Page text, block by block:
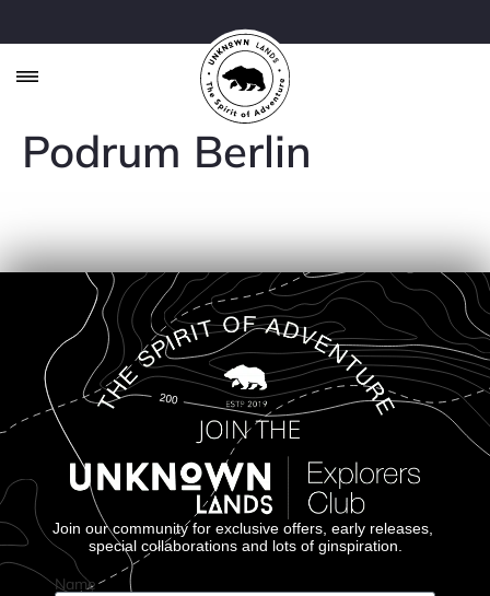
Podrum Berlin
Join our community for exclusive offers, early releases,
special collaborations and lots of ginspiration.
Name